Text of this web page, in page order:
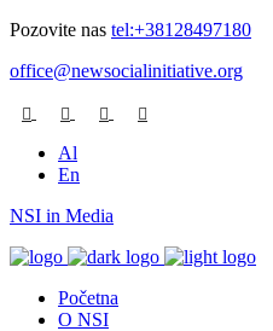
Pozovite nas tel:+38128497180
office@newsocialinitiative.org
Al
En
NSI in Media
Početna
O NSI